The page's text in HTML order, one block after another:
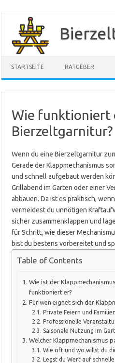
springen
STARTSEITE RATGEBER
Wie funktioniert
Bierzeltgarnitur?
Wenn du eine Bierzeltgarnitur
Gerade der Klappmechanismus
und schnell aufgebaut werden
Grillabend im Garten oder einer
abbauen. Da ist es praktisch,
vermeidest du unnötigen
sicher zusammenklappen und
für Schritt, wie dieser
bist du bestens vorbereitet und
Table of Contents
Wie ist der
funktioniert er?
Für wen eignet sich der
Private Feiern und
Professionelle
Saisonale Nutzung im
Welcher Klappmechanismus
Wie oft und wo willst du
Legst du Wert auf